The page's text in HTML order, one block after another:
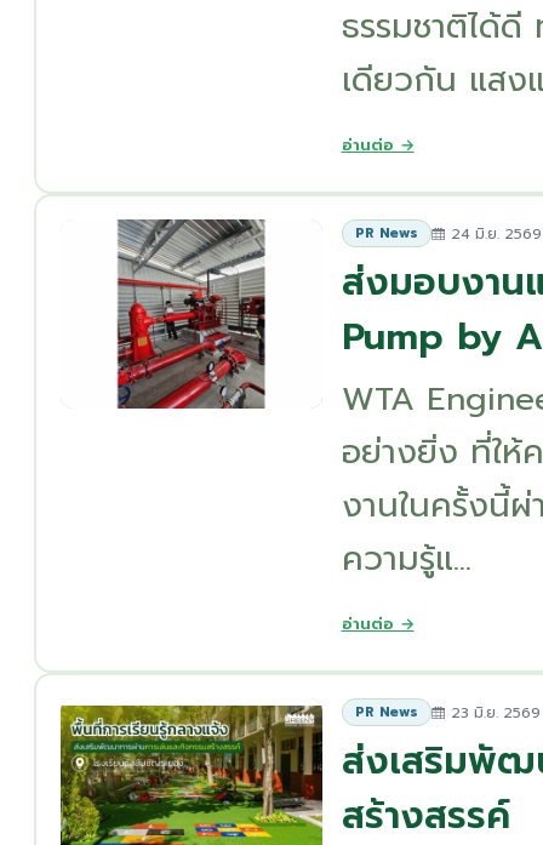
ธรรมชาติได้ดี
เดียวกัน แสง
อ่านต่อ →
PR News 24 มิ.ย. 2569
ส่งมอบงาน
Pump by
WTA
อย่างยิ่ง ที่ให้ค
งานในครั้งนี้
ความรู้แ...
อ่านต่อ →
PR News 23 มิ.ย. 2569
ส่งเสริมพัฒ
สร้างสรรค์